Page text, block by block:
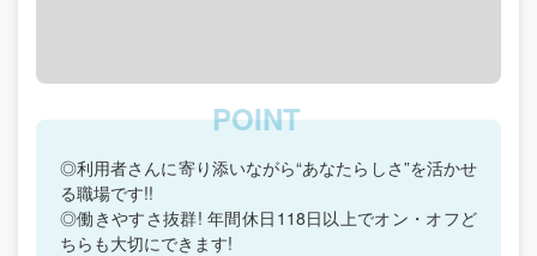
◎利用者さんに寄り添いながら“あなたらしさ”を活かせ
る職場です!!
◎働きやすさ抜群! 年間休日118日以上でオン・オフど
ちらも大切にできます!